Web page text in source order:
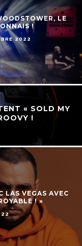
LE
!
2022
« SOLD MY
!
LAS VEGAS AVEC
! »